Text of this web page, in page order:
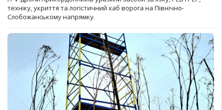
техніку, укриття та логістичний хаб ворога на Північно-
Слобожанському напрямку.